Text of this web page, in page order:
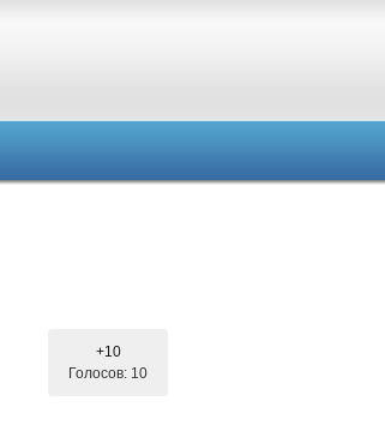
+10
Голосов: 10